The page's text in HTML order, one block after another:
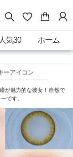
人気30 ホーム
ーアイコン
が魅力的な彼女！自然で
です。